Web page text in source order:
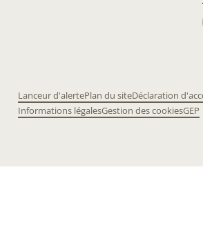
Lanceur d'alertePlan du siteDéclaration
Informations légalesGestion des cookiesGEP